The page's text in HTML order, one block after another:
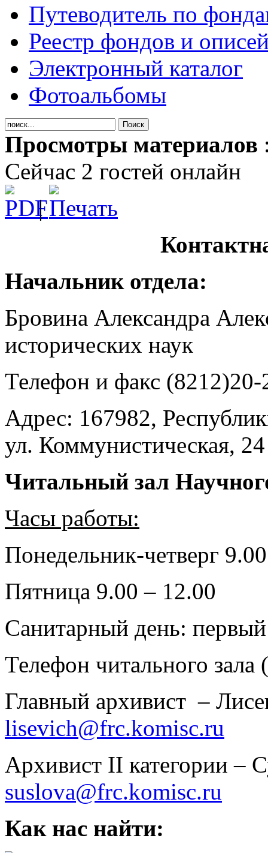
Путеводитель по
Реестр фондов и
Электронный каталог
Фотоальбомы
Просмотры материалов
Сейчас 2 гостей онлайн
|
Начальник отдела:
Бровина Александра
исторических наук
Телефон и факс (8212)20-
Адрес: 167982,
ул. Коммунистическая, 24
Читальный зал
Часы работы:
Понедельник-четверг
Пятница 9.00 – 12.00
Санитарный день: первый
Телефон читального
Главный архивист –
lisevich@frc.komisc.ru
Архивист II категории –
suslova@frc.komisc.ru
Как нас найти: